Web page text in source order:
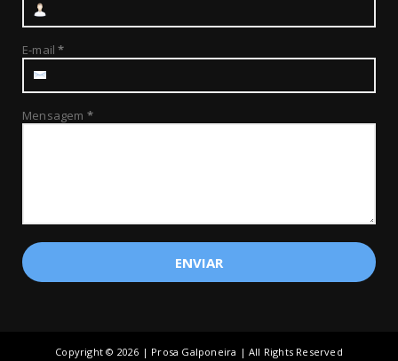
E-mail*
Mensagem *
Copyright © 2026 | Prosa Galponeira | All Rights Reserved